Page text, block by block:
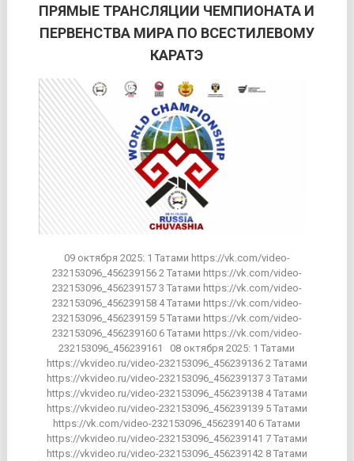
ПРЯМЫЕ ТРАНСЛЯЦИИ ЧЕМПИОНАТА И
ПЕРВЕНСТВА МИРА ПО ВСЕСТИЛЕВОМУ
КАРАТЭ
09 октября 2025: 1 Татами https://vk.com/video-
232153096_456239156 2 Татами https://vk.com/video-
232153096_456239157 3 Татами https://vk.com/video-
232153096_456239158 4 Татами https://vk.com/video-
232153096_456239159 5 Татами https://vk.com/video-
232153096_456239160 6 Татами https://vk.com/video-
232153096_456239161 08 октября 2025: 1 Татами
https://vkvideo.ru/video-232153096_456239136 2 Татами
https://vkvideo.ru/video-232153096_456239137 3 Татами
https://vkvideo.ru/video-232153096_456239138 4 Татами
https://vkvideo.ru/video-232153096_456239139 5 Татами
https://vk.com/video-232153096_456239140 6 Татами
https://vkvideo.ru/video-232153096_456239141 7 Татами
https://vkvideo.ru/video-232153096_456239142 8 Татами